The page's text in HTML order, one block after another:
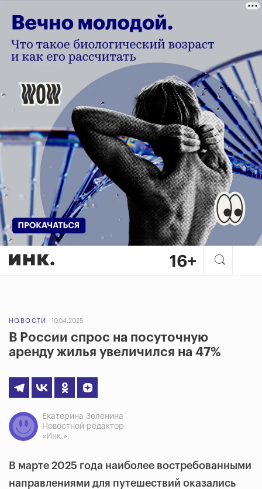
НОВОСТИ 10.04.2025
В России спрос на посуточную
аренду жилья увеличился на 47%
Екатерина Зеленина
Новостной редактор
«Инк.».
В марте 2025 года наиболее востребованными
направлениями для путешествий оказались